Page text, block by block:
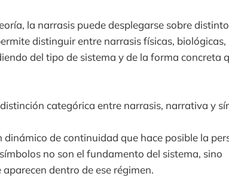
la narrasis puede desplegarse sobre
distinguir entre narrasis físicas, biológicas,
del tipo de sistema y de la forma concreta
categórica entre narrasis, narrativa y
de continuidad que hace posible la
no son el fundamento del sistema, sino
dentro de ese régimen.